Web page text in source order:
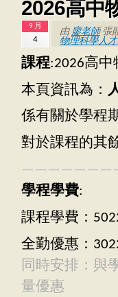
2026高中
9 月
4
由廖老師張
物理科學人
課程:2026高
本頁資訊為：
係有關於學程
對於課程的其
學程學費:
課程學費：
全勤優惠：
同時安排：與
量優惠